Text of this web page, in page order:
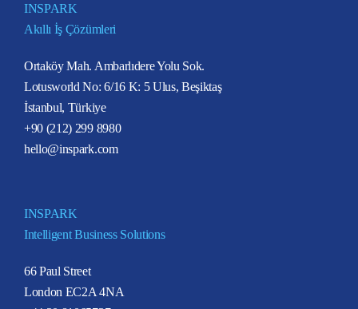
INSPARK
Akıllı İş Çözümleri
Ortaköy Mah. Ambarlıdere Yolu Sok.
Lotusworld No: 6/16 K: 5 Ulus, Beşiktaş
İstanbul, Türkiye
+90 (212) 299 8980
hello@inspark.com
INSPARK
Intelligent Business Solutions
66 Paul Street
London EC2A 4NA